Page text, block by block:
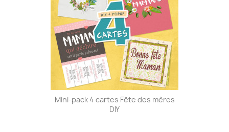
Mini-pack 4 cartes Fête des mères
DIY